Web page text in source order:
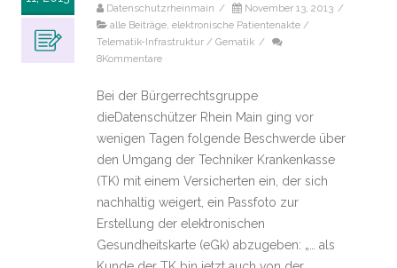
Datenschutzrheinmain / November 13, 2013 /
alle Beiträge, elektronische Patientenakte /
Telematik-Infrastruktur / Gematik /
8Kommentare
Bei der Bürgerrechtsgruppe
dieDatenschützer Rhein Main ging vor
wenigen Tagen folgende Beschwerde über
den Umgang der Techniker Krankenkasse
(TK) mit einem Versicherten ein, der sich
nachhaltig weigert, ein Passfoto zur
Erstellung der elektronischen
Gesundheitskarte (eGk) abzugeben: „… als